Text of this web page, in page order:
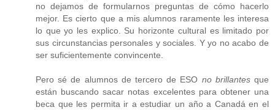
no dejamos de formularnos preguntas de cómo hacerlo
mejor. Es cierto que a mis alumnos raramente les interesa
lo que yo les explico. Su horizonte cultural es limitado por
sus circunstancias personales y sociales. Y yo no acabo de
ser suficientemente convincente.
Pero sé de alumnos de tercero de ESO no brillantesque
están buscando sacar notas excelentes para obtener una
beca que les permita ir a estudiar un año a Canadá en el